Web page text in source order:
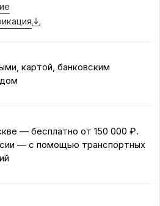
картой, банковским
— бесплатно от 150 000 ₽.
— с помощью транспортных